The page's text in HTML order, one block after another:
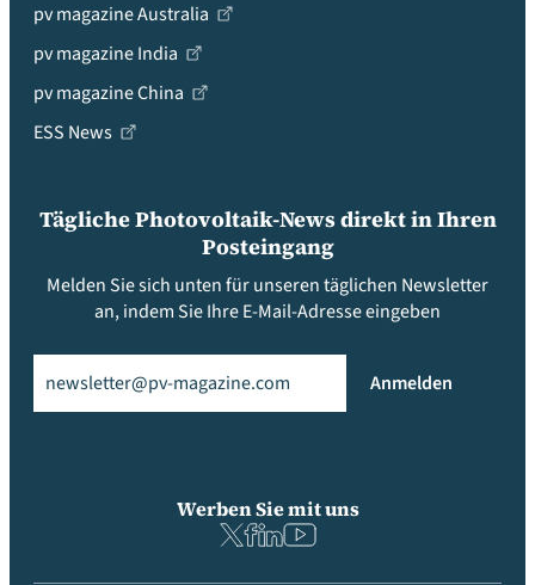
pv magazine Australia
pv magazine India
pv magazine China
ESS News
Tägliche Photovoltaik-News direkt in Ihren
Posteingang
Melden Sie sich unten für unseren täglichen Newsletter
an, indem Sie Ihre E-Mail-Adresse eingeben
Anmelden
Werben Sie mit uns